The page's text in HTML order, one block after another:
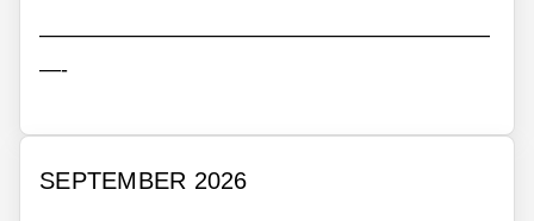
—————————————————————
—-
SEPTEMBER 2026